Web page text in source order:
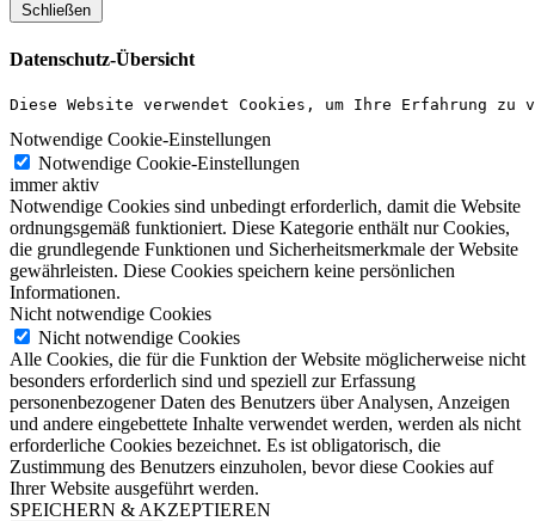
Schließen
Datenschutz-Übersicht
Diese Website verwendet Cookies, um Ihre Erfahrung
Notwendige Cookie-Einstellungen
Notwendige Cookie-Einstellungen
immer aktiv
Notwendige Cookies sind unbedingt erforderlich, damit die Website
ordnungsgemäß funktioniert. Diese Kategorie enthält nur Cookies,
die grundlegende Funktionen und Sicherheitsmerkmale der Website
gewährleisten. Diese Cookies speichern keine persönlichen
Informationen.
Nicht notwendige Cookies
Nicht notwendige Cookies
Alle Cookies, die für die Funktion der Website möglicherweise nicht
besonders erforderlich sind und speziell zur Erfassung
personenbezogener Daten des Benutzers über Analysen, Anzeigen
und andere eingebettete Inhalte verwendet werden, werden als nicht
erforderliche Cookies bezeichnet. Es ist obligatorisch, die
Zustimmung des Benutzers einzuholen, bevor diese Cookies auf
Ihrer Website ausgeführt werden.
SPEICHERN & AKZEPTIEREN